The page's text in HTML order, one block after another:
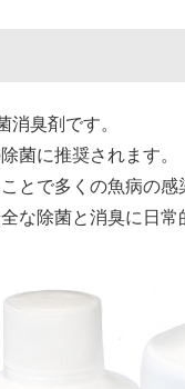
消臭剤です。
菌に推奨されます。
とで多くの魚病の感
な除菌と消臭に日常